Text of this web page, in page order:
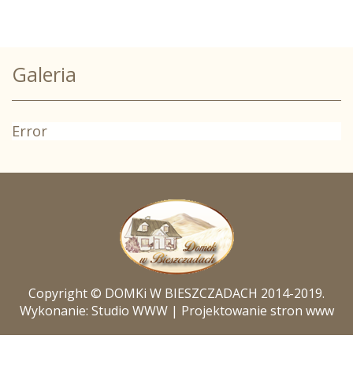
Galeria
Error
Copyright © DOMKi W BIESZCZADACH 2014-2019.
Wykonanie: Studio WWW | Projektowanie stron www